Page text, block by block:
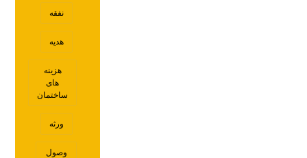
نفقه
هدیه
هزینه
های
ساختمان
ورثه
وصول